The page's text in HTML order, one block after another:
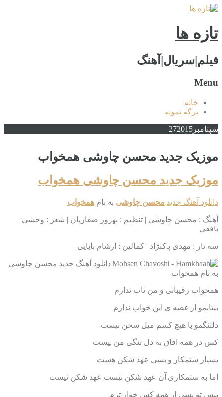
تازه ها
فیلم|سریال|آهنگ
Menu
خانه
برگه نمونه
سپتامبر 272015
موزیک جدید محسن چاوشی همخواب
موزیک جدید محسن چاوشی همخواب
دانلود آهنگ جدید محسن چاوشی به نام همخواب
آهنگ : محسن چاوشی | تنظیم : بهروز صفاریان | شعر : وحشی
بافقی
سه تار : مهدی پاکنژاد | کمالین : ارشام بابایی
همخواب رقیبانی و من تاب ندارم
بیتابمو از غصه ی این خواب ندارم
دلتنگمو با هیچ کسم میل سخن نیست
کس در همه افاق به دل تنگی من نیست
بسیار ستمکار و بسی عهد شکن هست
اما به ستمکاری آن عهد شکن نیست عهد شکن نیست
پیش تو بسی از همه کس خوار ترم